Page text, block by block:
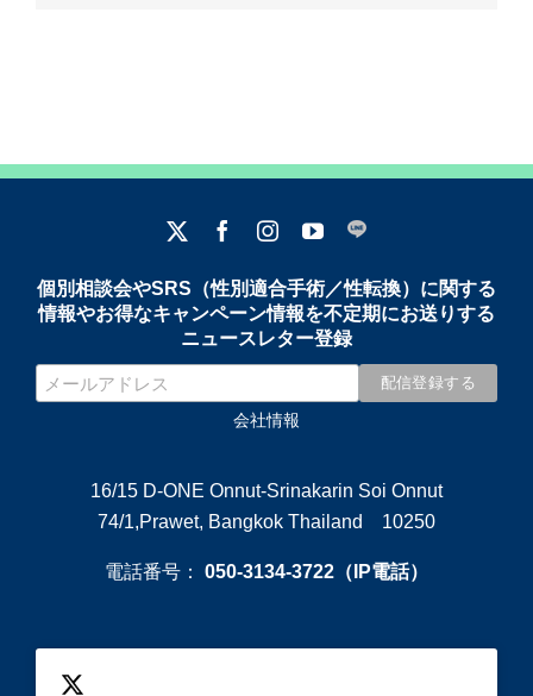
個別相談会やSRS（性別適合手術／性転換）に関する
情報やお得なキャンペーン情報を不定期にお送りする
ニュースレター登録
会社情報
16/15 D-ONE Onnut-Srinakarin Soi Onnut
74/1,Prawet, Bangkok Thailand 10250
電話番号： 050-3134-3722（IP電話）